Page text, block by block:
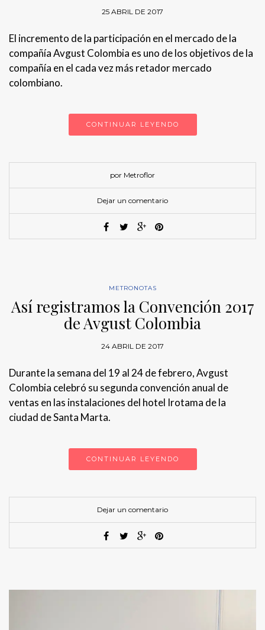
25 ABRIL DE 2017
El incremento de la participación en el mercado de la
compañía Avgust Colombia es uno de los objetivos de la
compañía en el cada vez más retador mercado
colombiano.
CONTINUAR LEYENDO
por Metroflor
Dejar un comentario
METRONOTAS
Así registramos la Convención 2017
de Avgust Colombia
24 ABRIL DE 2017
Durante la semana del 19 al 24 de febrero, Avgust
Colombia celebró su segunda convención anual de
ventas en las instalaciones del hotel Irotama de la
ciudad de Santa Marta.
CONTINUAR LEYENDO
Dejar un comentario